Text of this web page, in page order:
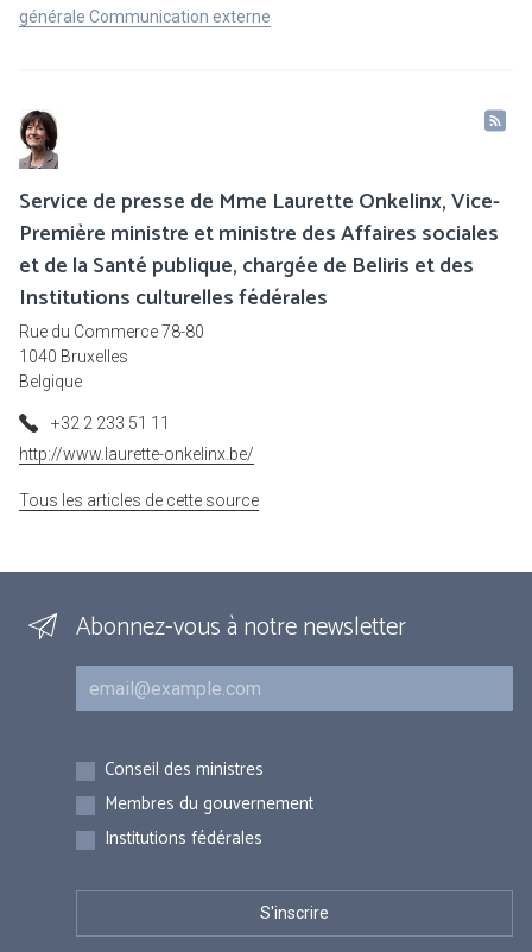
générale Communication externe
Service de presse de Mme Laurette Onkelinx, Vice-
Première ministre et ministre des Affaires sociales
et de la Santé publique, chargée de Beliris et des
Institutions culturelles fédérales
Rue du Commerce 78-80
1040 Bruxelles
Belgique
+32 2 233 51 11
http://www.laurette-onkelinx.be/
Tous les articles de cette source
Abonnez-vous à notre newsletter
Courriel
Inscriptions
Conseil des ministres
Membres du gouvernement
Institutions fédérales